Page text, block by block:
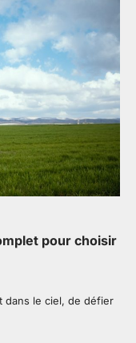
pour choisir
dans le ciel, de défier